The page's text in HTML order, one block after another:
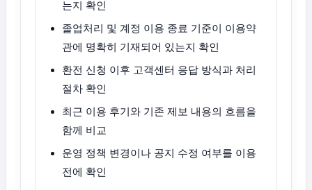
는지 확인
졸업처리 및 계정 이용 종료 기준이 이용약
관에 명확히 기재되어 있는지 확인
환전 신청 이후 고객센터 응답 방식과 처리
절차 확인
최근 이용 후기와 기존 제보 내용의 흐름을
함께 비교
운영 정책 변경이나 공지 수정 여부를 이용
전에 확인